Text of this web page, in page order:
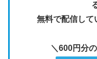
無料で配信して
＼600円分